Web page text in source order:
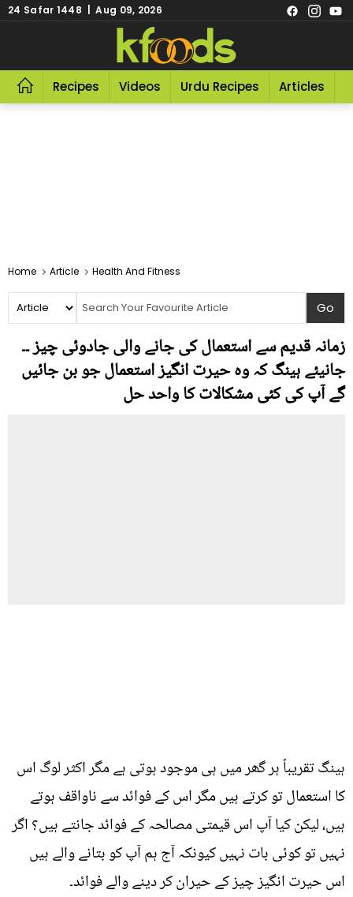
24 Safar 1448 | Aug 09, 2026
Recipes Videos Urdu Recipes Articles
Home Article Health And Fitness
زمانہ قدیم سے استعمال کی جانے والی جادوئی چیز ۔۔
جانیئے ہینگ کہ وہ حیرت انگیز استعمال جو بن جائیں
گے آپ کی کئی مشکالات کا واحد حل
ہینگ تقریباً ہر گھر میں ہی موجود ہوتی ہے مگر اکثر لوگ اس
کا استعمال تو کرتے ہیں مگر اس کے فوائد سے ناواقف ہوتے
ہیں، لیکن کیا آپ اس قیمتی مصالحہ کے فوائد جانتے ہیں؟ اگر
نہیں تو کوئی بات نہیں کیونکہ آج ہم آپ کو بتانے والے ہیں
اس حیرت انگیز چیز کے حیران کر دینے والے فوائد۔